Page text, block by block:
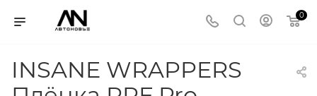
0
INSANE WRAPPERS